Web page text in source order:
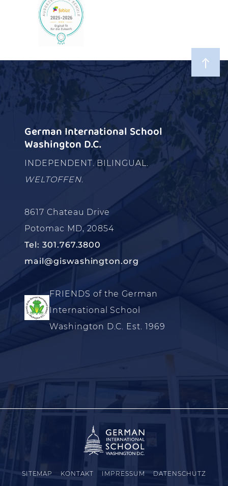
German International School
Washington D.C.
INDEPENDENT. BILINGUAL.
WELTOFFEN.
8617 Chateau Drive
Potomac MD, 20854
Tel: 301.767.3800
mail@giswashington.org
FRIENDS of the German
International School
Washington D.C. Est. 1969
SITEMAP KONTAKT IMPRESSUM DATENSCHUTZ